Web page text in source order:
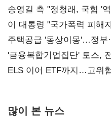
송영길 측 "정청래, 국힘 '
총선 지휘 못해"
이 대통령 "국가폭력 피해
진실 밝혀야"
주택공급 '동상이몽'…정부
'금융복합기업집단' 토스,
ELS 이어 ETF까지…고위
많이 본 뉴스